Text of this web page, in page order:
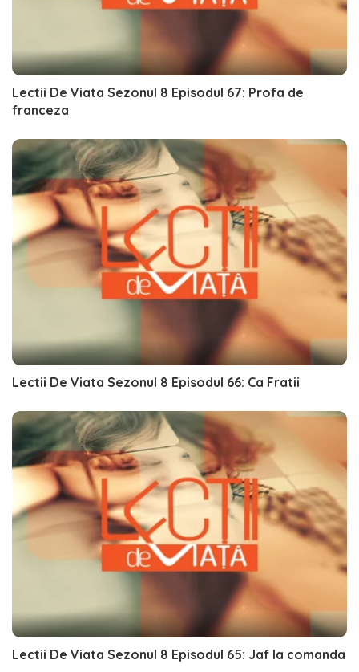
Lectii De Viata Sezonul 8 Episodul 67: Profa de
franceza
Lectii De Viata Sezonul 8 Episodul 66: Ca Fratii
Lectii De Viata Sezonul 8 Episodul 65: Jaf la comanda